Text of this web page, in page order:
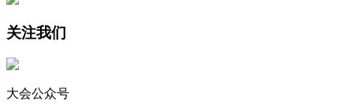
关注我们
大会公众号